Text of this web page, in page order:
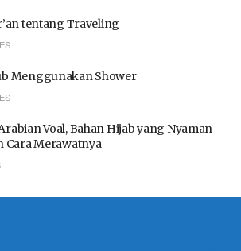
tentang Traveling
Menggunakan Shower
Voal, Bahan Hijab yang Nyaman
Cara Merawatnya